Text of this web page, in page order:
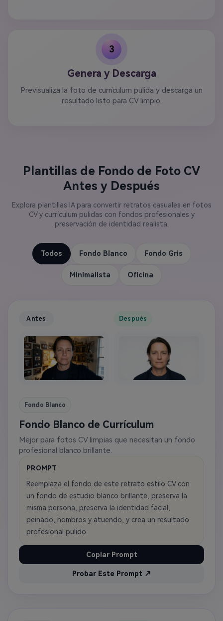
3
Genera y Descarga
Previsualiza la foto de currículum pulida y descarga un
resultado listo para CV limpio.
Plantillas de Fondo de Foto CV
Antes y Después
Explora plantillas IA para convertir retratos casuales en fotos
CV y currículum pulidas con fondos profesionales y
preservación de identidad realista.
Todos Fondo Blanco Fondo Gris
Minimalista Oficina
Antes Después
Fondo Blanco
Fondo Blanco de Currículum
Mejor para fotos CV limpias que necesitan un fondo
profesional blanco brillante.
PROMPT
Reemplaza el fondo de este retrato estilo CV con
un fondo de estudio blanco brillante, preserva la
misma persona, preserva la identidad facial,
peinado, hombros y atuendo, y crea un resultado
profesional pulido.
Copiar Prompt
Probar Este Prompt ↗